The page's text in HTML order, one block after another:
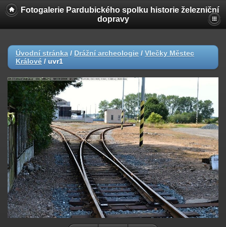
Fotogalerie Pardubického spolku historie železniční
dopravy
Úvodní stránka / Drážní archeologie / Vlečky Městec
Králové / uvr1